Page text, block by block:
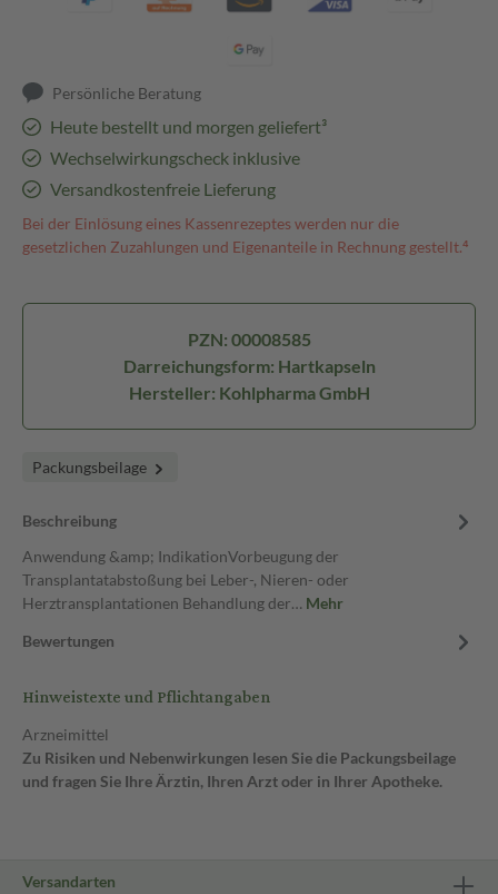
Persönliche Beratung
Heute bestellt und morgen geliefert³
Wechselwirkungscheck inklusive
Versandkostenfreie Lieferung
Bei der Einlösung eines Kassenrezeptes werden nur die
gesetzlichen Zuzahlungen und Eigenanteile in Rechnung gestellt.⁴
PZN: 00008585
Darreichungsform: Hartkapseln
Hersteller: Kohlpharma GmbH
Packungsbeilage
Beschreibung
Anwendung &amp; IndikationVorbeugung der
Transplantatabstoßung bei Leber-, Nieren- oder
Herztransplantationen Behandlung der… Mehr
Bewertungen
Hinweistexte und Pflichtangaben
Arzneimittel
Zu Risiken und Nebenwirkungen lesen Sie die Packungsbeilage
und fragen Sie Ihre Ärztin, Ihren Arzt oder in Ihrer Apotheke.
Versandarten